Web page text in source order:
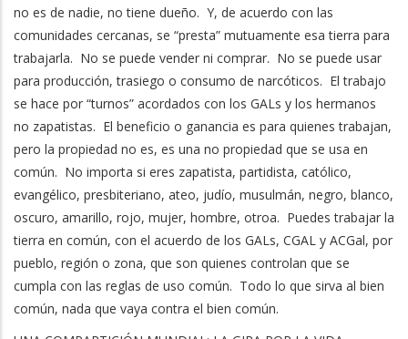
no es de nadie, no tiene dueño. Y, de acuerdo con las
comunidades cercanas, se “presta” mutuamente esa tierra para
trabajarla. No se puede vender ni comprar. No se puede usar
para producción, trasiego o consumo de narcóticos. El trabajo
se hace por “turnos” acordados con los GALs y los hermanos
no zapatistas. El beneficio o ganancia es para quienes trabajan,
pero la propiedad no es, es una no propiedad que se usa en
común. No importa si eres zapatista, partidista, católico,
evangélico, presbiteriano, ateo, judío, musulmán, negro, blanco,
oscuro, amarillo, rojo, mujer, hombre, otroa. Puedes trabajar la
tierra en común, con el acuerdo de los GALs, CGAL y ACGal, por
pueblo, región o zona, que son quienes controlan que se
cumpla con las reglas de uso común. Todo lo que sirva al bien
común, nada que vaya contra el bien común.